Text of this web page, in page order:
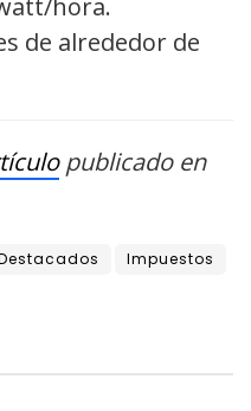
hora.
de alrededor de
publicado en
Impuestos